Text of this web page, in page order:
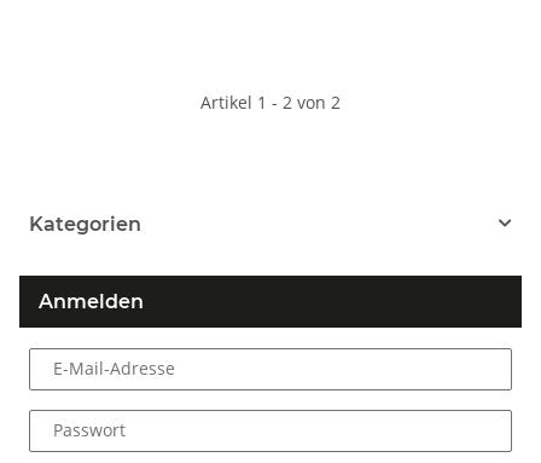
Artikel 1 - 2 von 2
Kategorien
Anmelden
E-Mail-Adresse
Passwort